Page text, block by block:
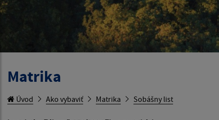
Matrika
Úvod Ako vybaviť Matrika Sobášny list